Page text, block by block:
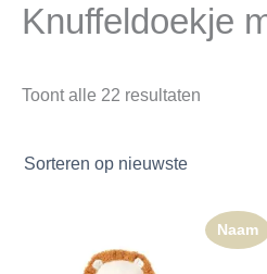
Knuffeldoekje
Toont alle 22 resultaten
op
nieuwste
Naam